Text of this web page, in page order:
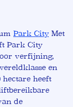
Park City Met
Park City
verfijning,
en
heeft
de